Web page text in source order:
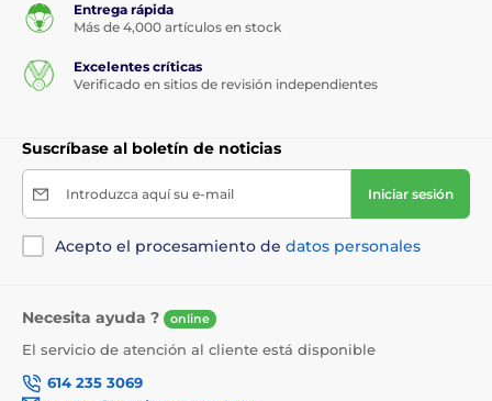
Entrega rápida
Más de 4,000 artículos en stock
Excelentes críticas
Verificado en sitios de revisión independientes
Suscríbase al boletín de noticias
Introduzca aquí su e-mail Iniciar sesión
Acepto el procesamiento de datos personales
Necesita ayuda ? online
El servicio de atención al cliente está disponible
614 235 3069